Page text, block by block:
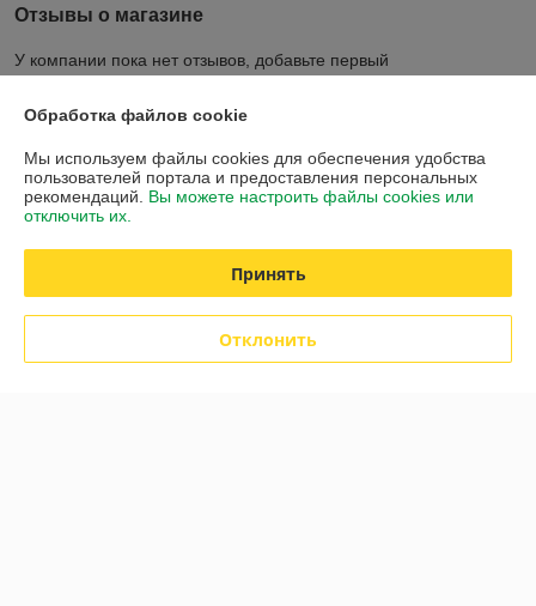
Отзывы о магазине
У компании пока нет отзывов, добавьте первый
О нас
Контакты
График работы
Обработка файлов cookie
Мы используем файлы cookies для обеспечения удобства
пользователей портала и предоставления персональных
рекомендаций. Вы можете настроить файлы cookies или
отключить их.
Принять
Отклонить